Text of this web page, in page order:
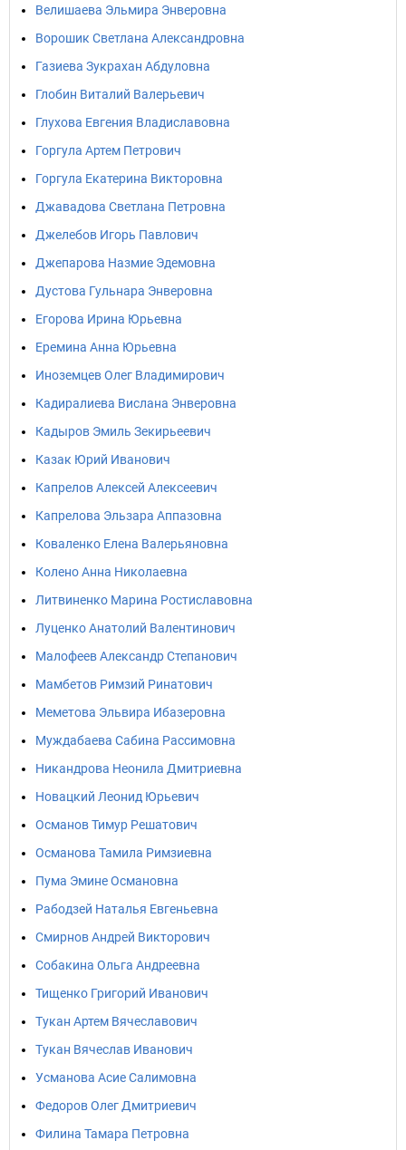
Велишаева Эльмира Энверовна
Ворошик Светлана Александровна
Газиева Зукрахан Абдуловна
Глобин Виталий Валерьевич
Глухова Евгения Владиславовна
Горгула Артем Петрович
Горгула Екатерина Викторовна
Джавадова Светлана Петровна
Джелебов Игорь Павлович
Джепарова Назмие Эдемовна
Дустова Гульнара Энверовна
Егорова Ирина Юрьевна
Еремина Анна Юрьевна
Иноземцев Олег Владимирович
Кадиралиева Вислана Энверовна
Кадыров Эмиль Зекирьеевич
Казак Юрий Иванович
Капрелов Алексей Алексеевич
Капрелова Эльзара Аппазовна
Коваленко Елена Валерьяновна
Колено Анна Николаевна
Литвиненко Марина Ростиславовна
Луценко Анатолий Валентинович
Малофеев Александр Степанович
Мамбетов Римзий Ринатович
Меметова Эльвира Ибазеровна
Муждабаева Сабина Рассимовна
Никандрова Неонила Дмитриевна
Новацкий Леонид Юрьевич
Османов Тимур Решатович
Османова Тамила Римзиевна
Пума Эмине Османовна
Рабодзей Наталья Евгеньевна
Смирнов Андрей Викторович
Собакина Ольга Андреевна
Тищенко Григорий Иванович
Тукан Артем Вячеславович
Тукан Вячеслав Иванович
Усманова Асие Салимовна
Федоров Олег Дмитриевич
Филина Тамара Петровна